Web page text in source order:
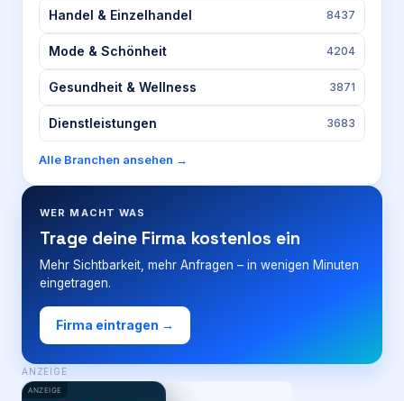
Handel & Einzelhandel 8437
Mode & Schönheit 4204
Gesundheit & Wellness 3871
Dienstleistungen 3683
Alle Branchen ansehen →
WER MACHT WAS
Trage deine Firma kostenlos ein
Mehr Sichtbarkeit, mehr Anfragen – in wenigen Minuten
eingetragen.
Firma eintragen →
ANZEIGE
ANZEIGE